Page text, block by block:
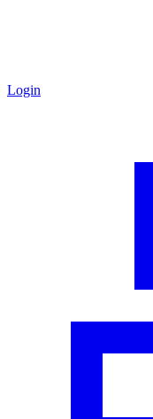
Login